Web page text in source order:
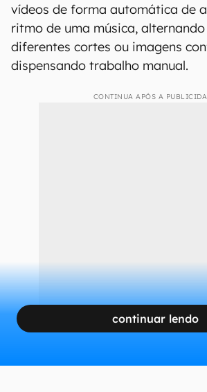
vídeos de forma automática de
ritmo de uma música,
diferentes cortes ou imagens
dispensando trabalho manual.
CONTINUA APÓS A
continuar lendo